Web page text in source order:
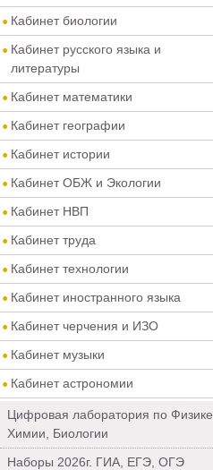
Кабинет биологии
Кабинет русского языка и
литературы
Кабинет математики
Кабинет географии
Кабинет истории
Кабинет ОБЖ и Экологии
Кабинет НВП
Кабинет труда
Кабинет технологии
Кабинет иностранного языка
Кабинет черчения и ИЗО
Кабинет музыки
Кабинет астрономии
Цифровая лаборатория по Физике,
Химии, Биологии
Наборы 2026г. ГИА, ЕГЭ, ОГЭ